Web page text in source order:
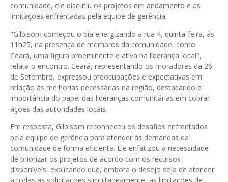
comunidade, ele discutiu os projetos em andamento e as
limitações enfrentadas pela equipe de gerência.
"Gilbisom começou o dia energizando a rua 4, quinta-feira, às
11h25, na presença de membros da comunidade, como
Ceará, uma figura proeminente e ativa na liderança local",
relata o encontro. Ceará, representando os moradores da 26
de Setembro, expressou preocupações e expectativas em
relação às melhorias necessárias na região, destacando a
importância do papel das lideranças comunitárias em cobrar
ações das autoridades locais.
Em resposta, Gilbisom reconheceu os desafios enfrentados
pela equipe de gerência para atender às demandas da
comunidade de forma eficiente. Ele enfatizou a necessidade
de priorizar os projetos de acordo com os recursos
disponíveis, explicando que, embora o desejo seja de atender